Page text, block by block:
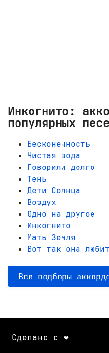
Инкогнито:
популярных
Бесконечность
Чистая вода
Говорили долго
Тень
Дети Солнца
Воздух
Одно на другое
Инкогнито
Мать Земля
Вот так она
Все подборы
Сделано с ❤️